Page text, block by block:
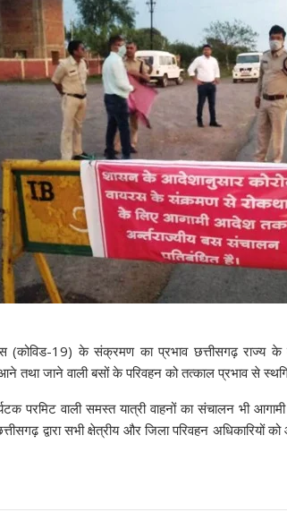
(कोविड-19) के संक्रमण का प्रभाव छत्तीसगढ़ राज्य
तथा जाने वाली बसों के परिवहन को तत्काल प्रभाव से
परमिट वाली समस्त यात्री वाहनों का संचालन भी
द्वारा सभी क्षेत्रीय और जिला परिवहन